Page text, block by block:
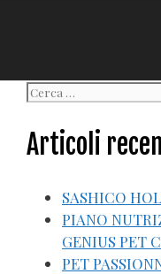
Ricerca
Articoli
SASHICO
PIANO
GENIUS PET
PET